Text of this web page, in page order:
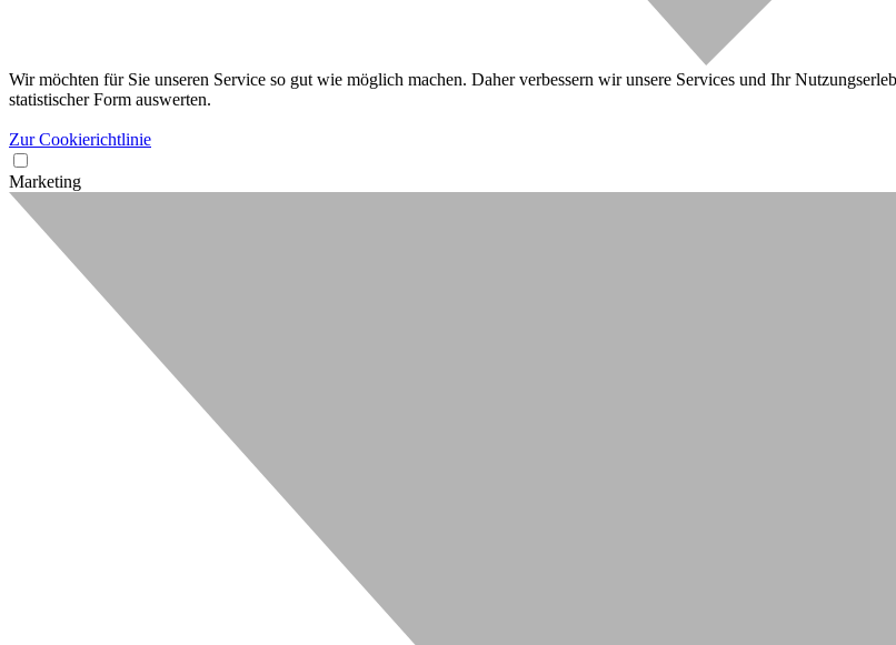
Wir möchten für Sie unseren Service so gut wie möglich machen. Daher verbessern wir unsere Services und Ihr
statistischer Form auswerten.
Zur Cookierichtlinie
Marketing